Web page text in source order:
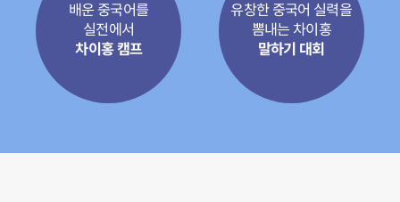
배운 중국어를
실전에서
차이홍 캠프
유창한 중국어 실력을
뽐내는 차이홍
말하기 대회